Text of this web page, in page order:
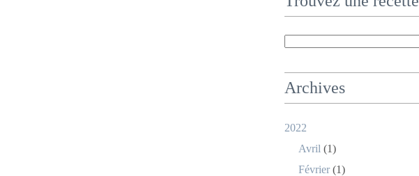
Archives
2022
Avril (1)
Février (1)